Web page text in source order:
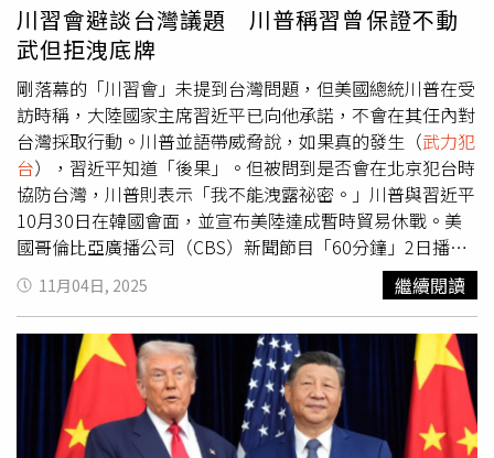
政府現在就必須依法行政，強制要求至少每年一次模擬演
練，教導如何執行相關勤務。針對國防資源，侯漢廷認為軍
事預算必須增加，所得稅應調高，全民共同提高稅收以支應
國防支出；同時刪減不必要的社會福利，優先充實國防，並
可先從刪減政務人員薪水開始。他也強烈反對國民黨提出的
「嚴審預算、要求美國先到貨」的立場，質疑「怎麼可以質
疑美國？為何要讓民進黨有機會扣上的帽子？」侯漢廷批
評，上述措施才是真正的「備戰」。政府若什麼都不做，只
發一本小橘書，才是真正在弱化國防。他強調，以上主張完
全符合理賴清德與青鳥們所說的「備戰、增加實力」邏輯，
誰反對，誰才是在削弱國防、誰才是真正的中共同路人。
川習會避談台灣議題 川普稱習曾保證不動
武但拒洩底牌
剛落幕的「川習會」未提到台灣問題，但美國總統川普在受
訪時稱，大陸國家主席習近平已向他承諾，不會在其任內對
台灣採取行動。川普並語帶威脅說，如果真的發生（武力犯
台），習近平知道「後果」。但被問到是否會在北京犯台時
協防台灣，川普則表示「我不能洩露祕密。」川普與習近平
10月30日在韓國會面，並宣布美陸達成暫時貿易休戰。美
國哥倫比亞廣播公司（CBS）新聞節目「60分鐘」2日播出
川普的專訪。川普再次提到，在他與習近平的會談中，「台
灣這個話題從未被提起」。稱習承諾 不在其任內動武CBS主
播歐唐納爾（Norah O’Donnell）追問川普，「我知道你
曾表示，習近平不敢在你任內對台灣採取軍事行動。但如果
他真這麼做呢？你會下令美軍保衛台灣嗎？」川普說，「他
（習近平）了解那個問題的答案」。川普又表示，在川習會
上，習近平完全沒提起台灣，人們對此有點訝異。習之所以
11月04日, 2025 繼續閱讀